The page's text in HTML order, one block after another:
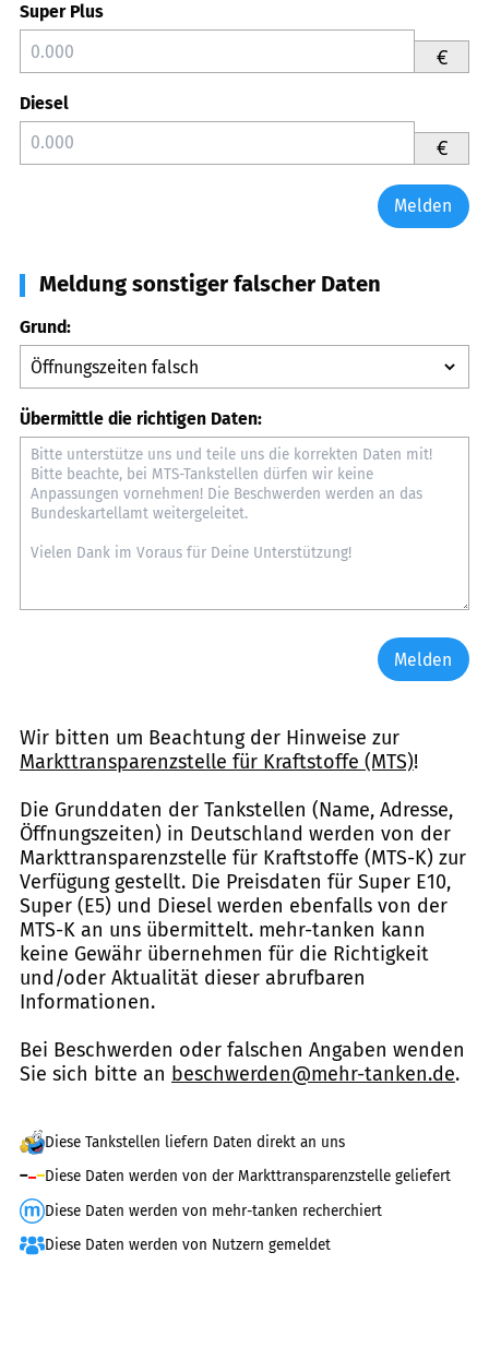
Super Plus
€
Diesel
€
Melden
Meldung sonstiger falscher Daten
Grund:
Übermittle die richtigen Daten:
Melden
Wir bitten um Beachtung der Hinweise zur
Markttransparenzstelle für Kraftstoffe (MTS)!
Die Grunddaten der Tankstellen (Name, Adresse,
Öffnungszeiten) in Deutschland werden von der
Markttransparenzstelle für Kraftstoffe (MTS-K) zur
Verfügung gestellt. Die Preisdaten für Super E10,
Super (E5) und Diesel werden ebenfalls von der
MTS-K an uns übermittelt. mehr-tanken kann
keine Gewähr übernehmen für die Richtigkeit
und/oder Aktualität dieser abrufbaren
Informationen.
Bei Beschwerden oder falschen Angaben wenden
Sie sich bitte an beschwerden@mehr-tanken.de.
Diese Tankstellen liefern Daten direkt an uns
Diese Daten werden von der Markttransparenzstelle geliefert
Diese Daten werden von mehr-tanken recherchiert
Diese Daten werden von Nutzern gemeldet